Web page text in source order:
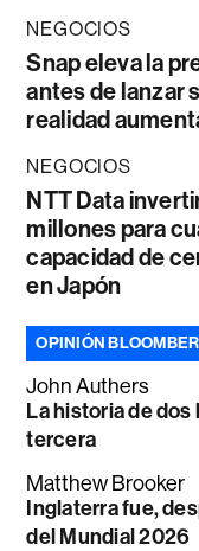
NEGOCIOS
Snap eleva la
antes de lanzar
realidad
NEGOCIOS
NTT Data
millones para
capacidad de
en Japón
OPINIÓN
John Authers
La historia de dos
tercera
Matthew Brooker
Inglaterra fue,
del Mundial 2026